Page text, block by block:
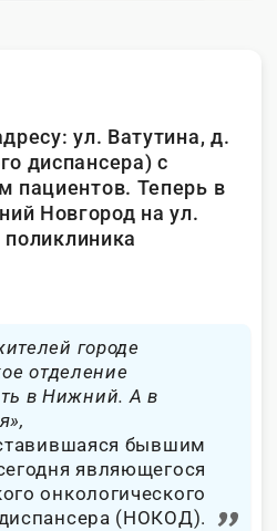
ул. Ватутина, д.
диспансера) с
пациентов. Теперь в
Новгород на ул.
городе
отделение
в Нижний. А в
бывшим
являющегося
онкологического
(НОКОД).